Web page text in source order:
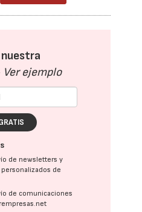
nuestra
Ver ejemplo
de newsletters y
de
de comunicaciones